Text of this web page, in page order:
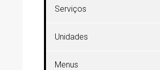
Serviços
Unidades
Menus